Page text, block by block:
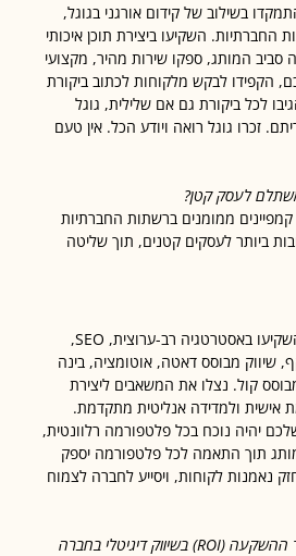
של קידום אורגני בגוגל,
השקיעו ביצירת תוכן איכותי
ספקו שירות מהיר, מקצועי
לבקש מלקוחות לכתוב ביקורת
ביקורת גם אם שלילית, גוגל
גוגל רואה ויודע הכל. אין טעם
קטן?
ממומנים ברשתות החברתיות
קטנים, תוך שליטה
השקיעו באסטרטגיה רב-ערוצית, SEO,
מבוסס דאטה, אוטומציה, בינה
נצלו את המשאבים ליצירת
אנליטית מתקדמת.
בכל פלטפורמה רלוונטית,
לכל פלטפורמה יספק
לקוחות, ויסייע לחברה לצמוח
(ROI)
בשיווק דיגיטלי בחברה